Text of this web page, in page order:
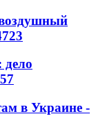
дело
в Украине -